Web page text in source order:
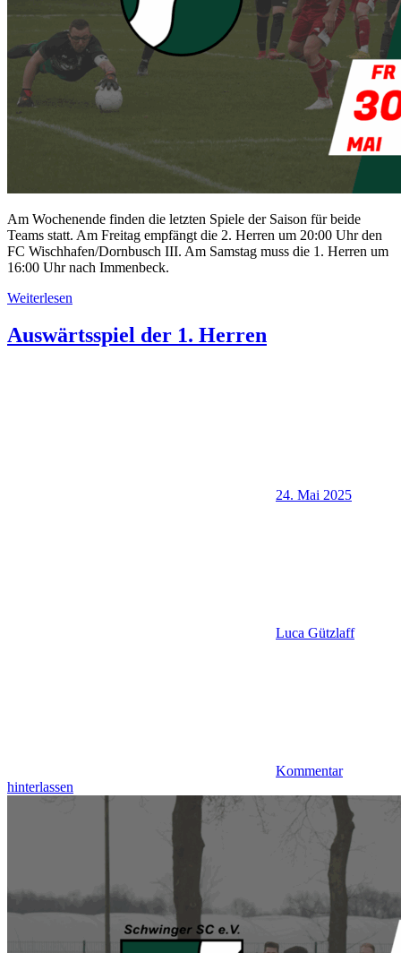
Am Wochenende finden die letzten Spiele der Saison für beide
Teams statt. Am Freitag empfängt die 2. Herren um 20:00 Uhr den
FC Wischhafen/Dornbusch III. Am Samstag muss die 1. Herren um
16:00 Uhr nach Immenbeck.
Weiterlesen
Auswärtsspiel der 1. Herren
24. Mai 2025
Luca Gützlaff
Kommentar
hinterlassen